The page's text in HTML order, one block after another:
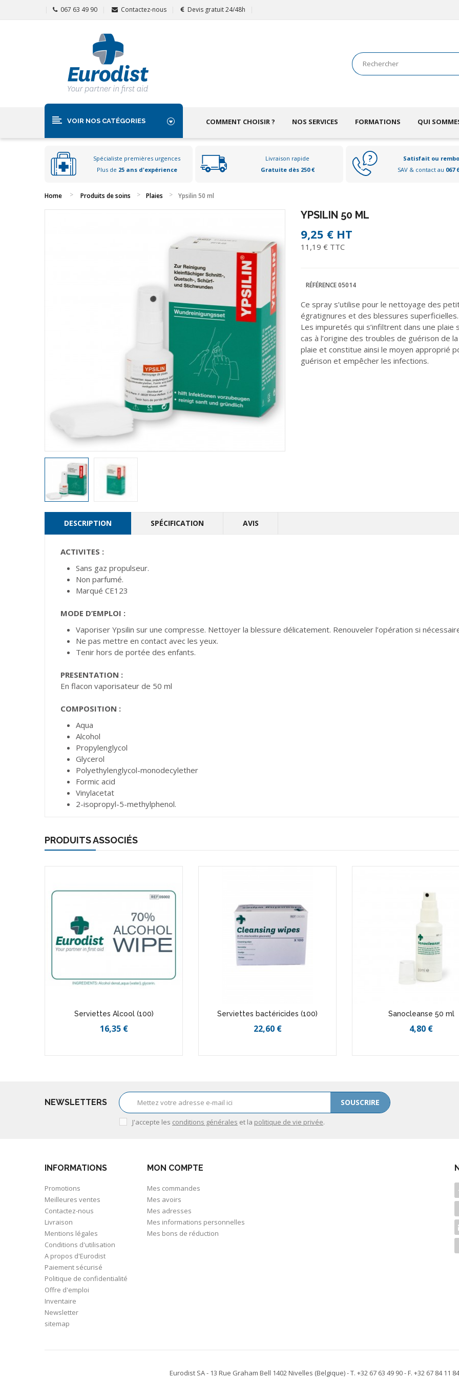
067 63 49 90 Contactez-nous Devis gratuit 24/48h
VOIR NOS CATÉGORIES COMMENT CHOISIR ? NOS SERVICES FORMATIONS QUI
Spécialiste premières urgences
Plus de 25 ans d'expérience
Livraison rapide
Gratuite dès 250 €
Satisfait ou
SAV & contact au 067
Home Produits de soins Plaies Ypsilin 50 ml
YPSILIN 50 ML
9,25 € HT
11,19 € TTC
RÉFÉRENCE05014
Ce spray s’utilise pour le nettoyage des
égratignures et des blessures superficielles.
Les impuretés qui s’infiltrent dans une plaie
cas à l’origine des troubles de guérison de
plaie et constitue ainsi le moyen approprié
guérison et empêcher les infections.
DESCRIPTION SPÉCIFICATION AVIS
ACTIVITES :
Sans gaz propulseur.
Non parfumé.
Marqué CE123
MODE D’EMPLOI :
Vaporiser Ypsilin sur une compresse. Nettoyer la blessure délicatement. Renouveler l’opération si
Ne pas mettre en contact avec les yeux.
Tenir hors de portée des enfants.
PRESENTATION :
En flacon vaporisateur de 50 ml
COMPOSITION :
Aqua
Alcohol
Propylenglycol
Glycerol
Polyethylenglycol-monodecylether
Formic acid
Vinylacetat
2-isopropyl-5-methylphenol.
PRODUITS ASSOCIÉS
Serviettes Alcool (100)
16,35 €
Serviettes bactéricides (100)
22,60 €
Sanocleanse 50 ml
4,80 €
NEWSLETTERS SOUSCRIRE
J'accepte les conditions générales et la politique de vie privée.
INFORMATIONS
Promotions
Meilleures ventes
Contactez-nous
Livraison
Mentions légales
Conditions d'utilisation
A propos d'Eurodist
Paiement sécurisé
Politique de confidentialité
Offre d'emploi
Inventaire
Newsletter
sitemap
MON COMPTE
Mes commandes
Mes avoirs
Mes adresses
Mes informations personnelles
Mes bons de réduction
Eurodist SA - 13 Rue Graham Bell 1402 Nivelles (Belgique)- T. +32 67 63 49 90 - F. +32 67 84 11